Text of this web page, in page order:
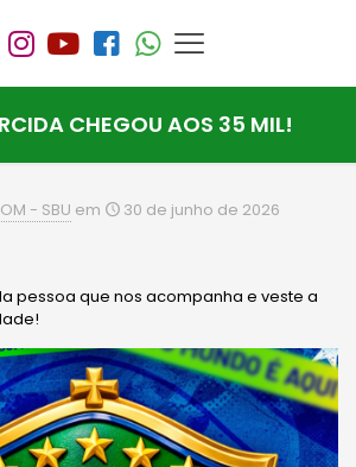
CHEGOU AOS 35 MIL!
- SBU em 30 de junho de 2026
pessoa que nos acompanha e veste a